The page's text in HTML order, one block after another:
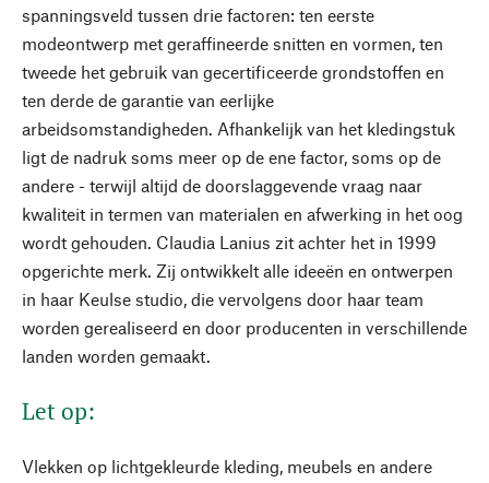
spanningsveld tussen drie factoren: ten eerste
modeontwerp met geraffineerde snitten en vormen, ten
tweede het gebruik van gecertificeerde grondstoffen en
ten derde de garantie van eerlijke
arbeidsomstandigheden. Afhankelijk van het kledingstuk
ligt de nadruk soms meer op de ene factor, soms op de
andere - terwijl altijd de doorslaggevende vraag naar
kwaliteit in termen van materialen en afwerking in het oog
wordt gehouden. Claudia Lanius zit achter het in 1999
opgerichte merk. Zij ontwikkelt alle ideeën en ontwerpen
in haar Keulse studio, die vervolgens door haar team
worden gerealiseerd en door producenten in verschillende
landen worden gemaakt.
Let op:
Vlekken op lichtgekleurde kleding, meubels en andere